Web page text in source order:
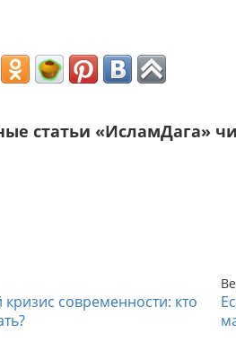
статьи «ИсламДага»
современности: кто